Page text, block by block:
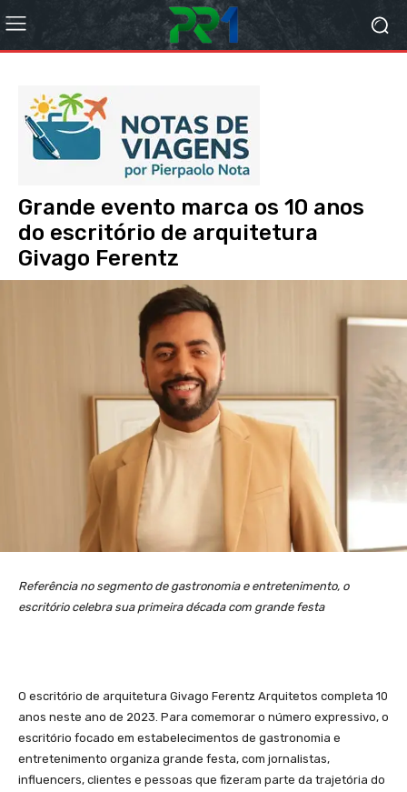
Grande evento marca os 10 anos
do escritório de arquitetura
Givago Ferentz
Referência no segmento de gastronomia e entretenimento, o
escritório celebra sua primeira década com grande festa
O escritório de arquitetura Givago Ferentz Arquitetos completa 10
anos neste ano de 2023. Para comemorar o número expressivo, o
escritório focado em estabelecimentos de gastronomia e
entretenimento organiza grande festa, com jornalistas,
influencers, clientes e pessoas que fizeram parte da trajetória do